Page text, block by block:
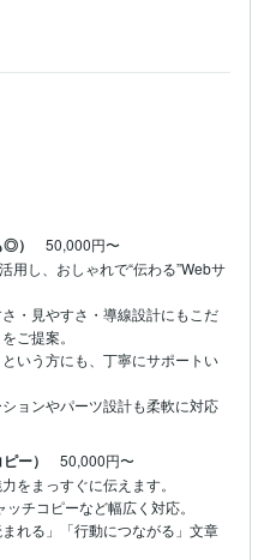
）
50,000円〜
用し、おしゃれで“伝わる”Webサ
・見やすさ・導線設計にもこだ
ご提案。
いう方にも、丁寧にサポートい
ョンやパーツ設計も柔軟に対応
ー）
50,000円〜
をまっすぐに伝えます。
チコピーなど幅広く対応。
れる」「行動につながる」文章